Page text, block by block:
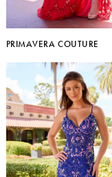
PRIMAVERA COUTURE